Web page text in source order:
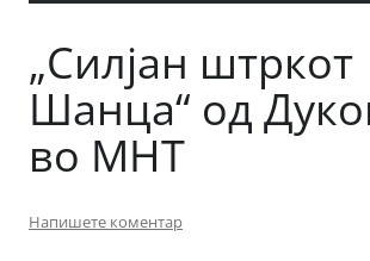
„Силјан штркот
Шанца“ од
во МНТ
Напишете коментар